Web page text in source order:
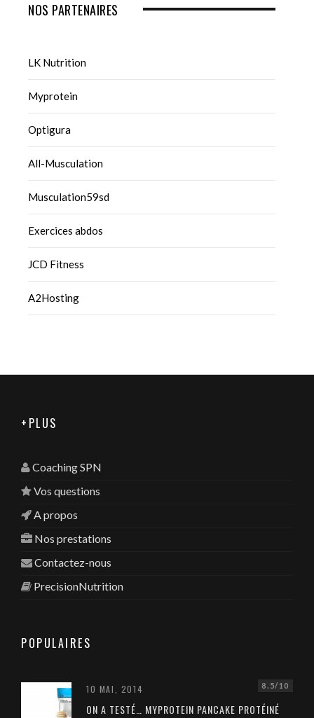
NOS PARTENAIRES
LK Nutrition
Myprotein
Optigura
All-Musculation
Musculation59sd
Exercices abdos
JCD Fitness
A2Hosting
+PLUS
Coaching SPN
Vos questions
A propos
Nos prestations
Contactez-nous
PrecisionNutrition
POPULAIRES
10 MAI, 2014 8.5/10
ON A TESTÉ… MYPROTEIN PANCAKE PROTÉINÉ